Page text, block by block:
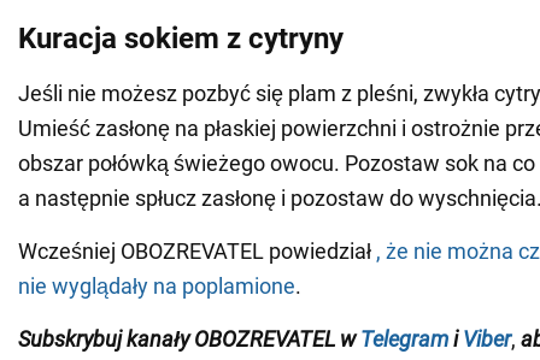
Kuracja sokiem z cytryny
Jeśli nie możesz pozbyć się plam z pleśni, zwykła
Umieść zasłonę na płaskiej powierzchni i ostrożnie
obszar połówką świeżego owocu. Pozostaw sok na
a następnie spłucz zasłonę i pozostaw do
Wcześniej OBOZREVATEL powiedział , że nie można
nie wyglądały na poplamione.
Subskrybuj kanały OBOZREVATEL w Telegrami Viber,